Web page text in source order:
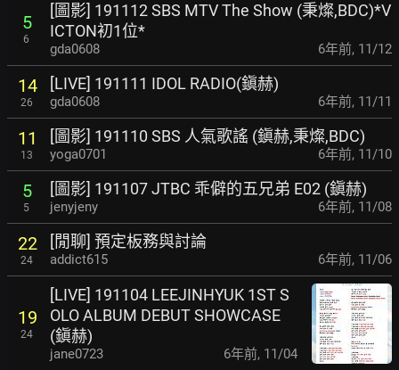
5
6
[圖影] 191112 SBS MTV The Show (秉燦,BDC)*V
ICTON初1位*
gda0608 6年前, 11/12
14
26
[LIVE] 191111 IDOL RADIO(鎭赫)
gda0608 6年前, 11/11
11
13
[圖影] 191110 SBS 人氣歌謠 (鎭赫,秉燦,BDC)
yoga0701 6年前, 11/10
5
5
[圖影] 191107 JTBC 乖僻的五兄弟 E02 (鎭赫)
jenyjeny 6年前, 11/08
22
24
[閒聊] 預定板務與討論
addict615 6年前, 11/06
19
24
[LIVE] 191104 LEEJINHYUK 1ST S
OLO ALBUM DEBUT SHOWCASE
(鎭赫)
jane0723 6年前, 11/04